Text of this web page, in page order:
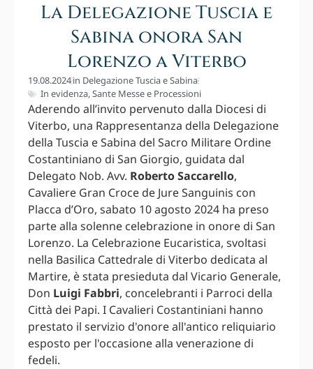
La Delegazione Tuscia e
Sabina onora San
Lorenzo a Viterbo
19.08.2024in Delegazione Tuscia e Sabina
In evidenza,Sante Messe e Processioni
Aderendo all’invito pervenuto dalla Diocesi di
Viterbo, una Rappresentanza della Delegazione
della Tuscia e Sabina del Sacro Militare Ordine
Costantiniano di San Giorgio, guidata dal
Delegato Nob. Avv. Roberto Saccarello,
Cavaliere Gran Croce de Jure Sanguinis con
Placca d’Oro, sabato 10 agosto 2024 ha preso
parte alla solenne celebrazione in onore di San
Lorenzo. La Celebrazione Eucaristica, svoltasi
nella Basilica Cattedrale di Viterbo dedicata al
Martire, è stata presieduta dal Vicario Generale,
Don Luigi Fabbri, concelebranti i Parroci della
Città dei Papi. I Cavalieri Costantiniani hanno
prestato il servizio d'onore all'antico reliquiario
esposto per l'occasione alla venerazione di
fedeli.